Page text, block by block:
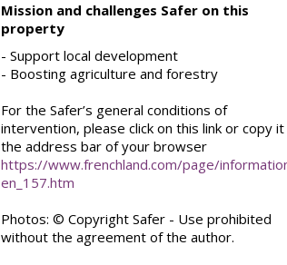
Mission and challenges Safer on this
property
- Support local development
- Boosting agriculture and forestry
For the Safer’s general conditions of
intervention, please click on this link or copy it
the address bar of your browser
https://www.frenchland.com/page/
en_157.htm
Photos: © Copyright Safer - Use prohibited
without the agreement of the author.